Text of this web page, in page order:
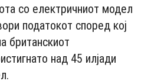
со електричниот модел
податокот според кој
британскиот
над 45 илјади